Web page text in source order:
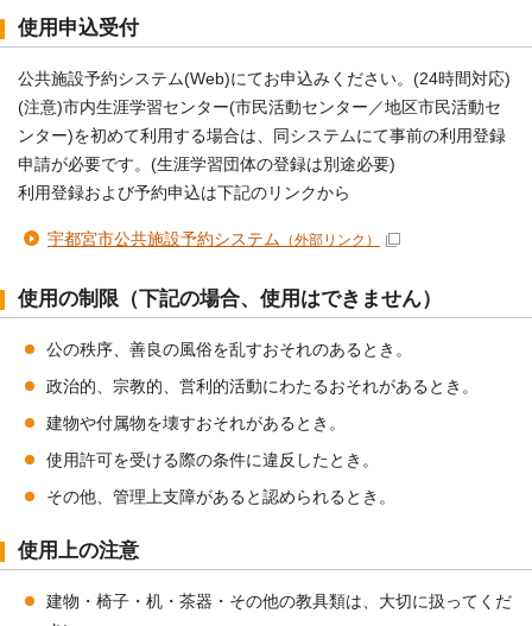
使用申込受付
公共施設予約システム(Web)にてお申込みください。(24時間対応)
(注意)市内生涯学習センター(市民活動センター／地区市民活動セ
ンター)を初めて利用する場合は、同システムにて事前の利用登録
申請が必要です。(生涯学習団体の登録は別途必要)
利用登録および予約申込は下記のリンクから
宇都宮市公共施設予約システム （外部リンク）
使用の制限（下記の場合、使用はできません）
公の秩序、善良の風俗を乱すおそれのあるとき。
政治的、宗教的、営利的活動にわたるおそれがあるとき。
建物や付属物を壊すおそれがあるとき。
使用許可を受ける際の条件に違反したとき。
その他、管理上支障があると認められるとき。
使用上の注意
建物・椅子・机・茶器・その他の教具類は、大切に扱ってくだ